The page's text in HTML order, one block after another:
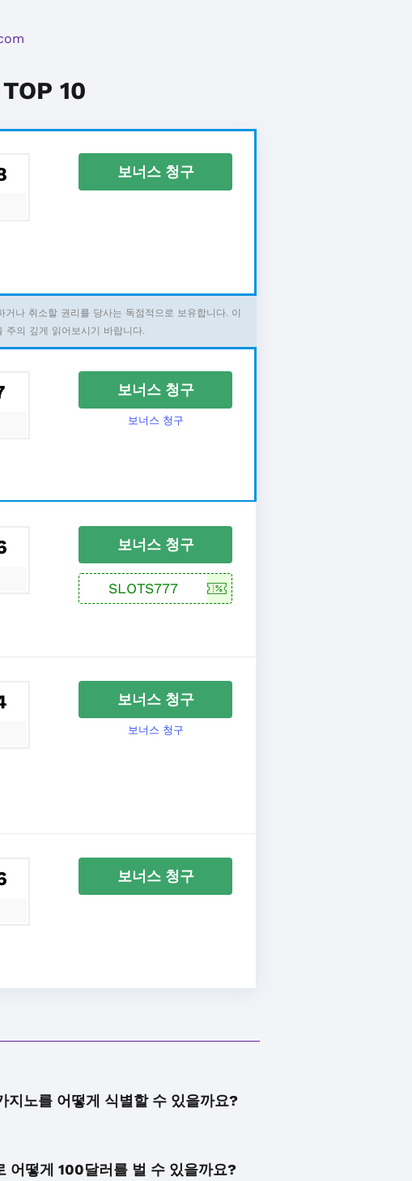
10
보너스 청구
나 취소할 권리를 당사는 독점적으로 보유합니다. 이
주의 깊게 읽어보시기 바랍니다.
보너스 청구
보너스 청구
보너스 청구
보너스 청구
보너스 청구
보너스 청구
지노를 어떻게 식별할 수 있을까요?
어떻게 100달러를 벌 수 있을까요?